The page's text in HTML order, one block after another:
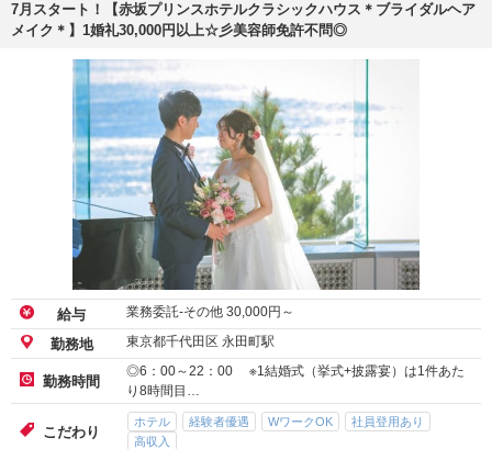
7月スタート！【赤坂プリンスホテルクラシックハウス＊ブライダルヘア
メイク＊】1婚礼30,000円以上☆彡美容師免許不問◎
給与 業務委託-その他 30,000円～
勤務地 東京都千代田区 永田町駅
勤務時間
◎6：00～22：00 ※1結婚式（挙式+披露宴）は1件あた
り8時間目…
こだわり
ホテル 経験者優遇 WワークOK
社員登用あり
高収入